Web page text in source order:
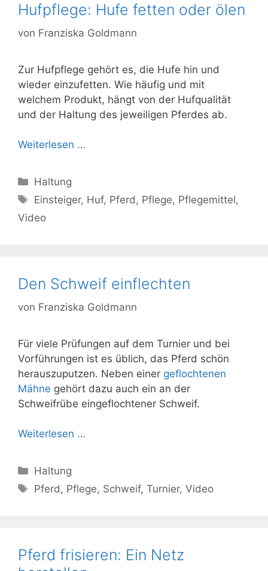
Hufpflege: Hufe fetten oder ölen
von Franziska Goldmann
Zur Hufpflege gehört es, die Hufe hin und
wieder einzufetten. Wie häufig und mit
welchem Produkt, hängt von der Hufqualität
und der Haltung des jeweiligen Pferdes ab.
Weiterlesen …
Kategorien
Haltung
Schlagwörter
Einsteiger, Huf, Pferd, Pflege, Pflegemittel,
Video
Den Schweif einflechten
von Franziska Goldmann
Für viele Prüfungen auf dem Turnier und bei
Vorführungen ist es üblich, das Pferd schön
herauszuputzen. Neben einer geflochtenen
Mähne gehört dazu auch ein an der
Schweifrübe eingeflochtener Schweif.
Weiterlesen …
Kategorien
Haltung
Schlagwörter
Pferd, Pflege, Schweif,Turnier,Video
Pferd frisieren: Ein Netz